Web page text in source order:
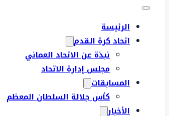
الرئيسة
اتحاد كرة القدم
نبذة عن الاتحاد العماني
مجلس إدارة الاتحاد
المسابقات
كأس جلالة السلطان المعظم
الأخبار